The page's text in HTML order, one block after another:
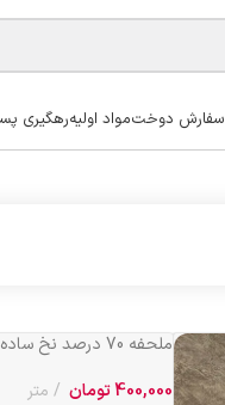
سفارش دوختمواد اولیهرهگیری
ملحفه 70 درصد نخ ساده عرض 2 کد 316
400,000تومان متر